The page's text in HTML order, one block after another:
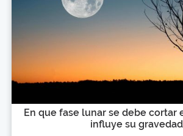
En que fase lunar se debe cortar
influye su gravedad